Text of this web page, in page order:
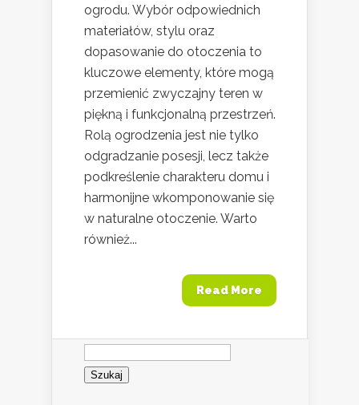
ogrodu. Wybór odpowiednich
materiałów, stylu oraz
dopasowanie do otoczenia to
kluczowe elementy, które mogą
przemienić zwyczajny teren w
piękną i funkcjonalną przestrzeń.
Rolą ogrodzenia jest nie tylko
odgradzanie posesji, lecz także
podkreślenie charakteru domu i
harmonijne wkomponowanie się
w naturalne otoczenie. Warto
również...
Read More
Szukaj: